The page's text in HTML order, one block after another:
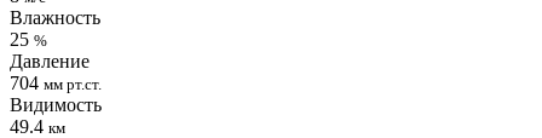
Влажность
25 %
Давление
704 мм рт.ст.
Видимость
49.4 км